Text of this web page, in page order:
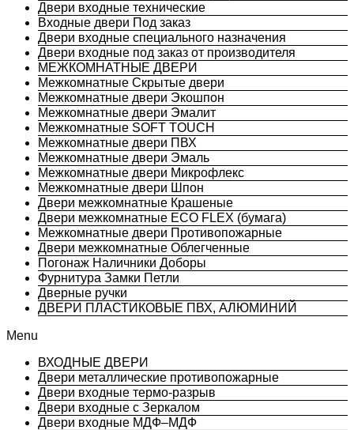
Двери входные технические
Входные двери Под заказ
Двери входные специального назначения
Двери входные под заказ от производителя
МЕЖКОМНАТНЫЕ ДВЕРИ
Межкомнатные Скрытые двери
Межкомнатные двери Экошпон
Межкомнатные двери Эмалит
Межкомнатные SOFT TOUCH
Межкомнатные двери ПВХ
Межкомнатные двери Эмаль
Межкомнатные двери Микрофлекс
Межкомнатные двери Шпон
Двери межкомнатные Крашеные
Двери межкомнатные ECO FLEX (бумага)
Межкомнатные двери Противопожарные
Двери межкомнатные Облегченные
Погонаж Наличники Доборы
Фурнитура Замки Петли
Дверные ручки
ДВЕРИ ПЛАСТИКОВЫЕ ПВХ, АЛЮМИНИЙ
Menu
ВХОДНЫЕ ДВЕРИ
Двери металлические противопожарные
Двери входные термо-разрыв
Двери входные с Зеркалом
Двери входные МДФ–МДФ